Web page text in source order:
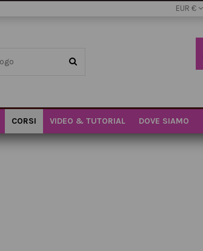
EUR €
CORSI VIDEO & TUTORIAL DOVE SIAMO